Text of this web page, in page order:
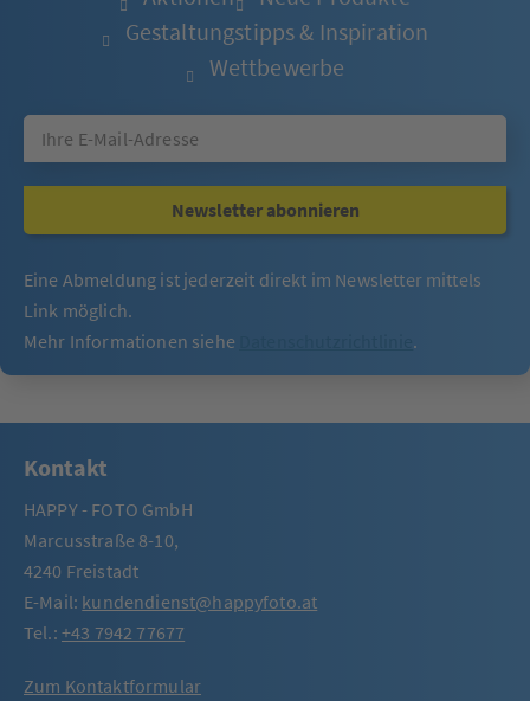
Gestaltungstipps & Inspiration
Wettbewerbe
Newsletter abonnieren
Eine Abmeldung ist jederzeit direkt im Newsletter mittels
Link möglich.
Mehr Informationen siehe
.
Kontakt
HAPPY - FOTO GmbH
Marcusstraße 8-10,
4240 Freistadt
E-Mail: kundendienst@happyfoto.at
Tel.: +43 7942 77677
Zum Kontaktformular